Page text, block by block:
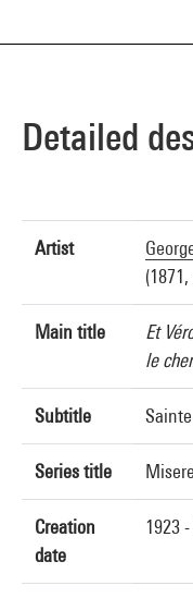
Detailed
Artist
Main title
Et
le
Subtitle
Series title
Creation
date
1923